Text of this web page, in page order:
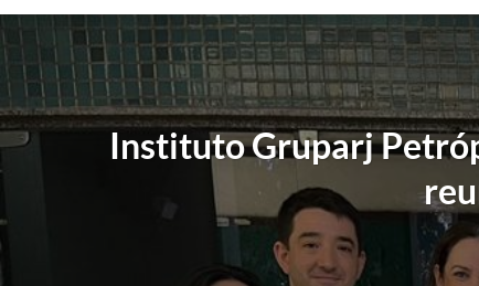
Instituto Gruparj